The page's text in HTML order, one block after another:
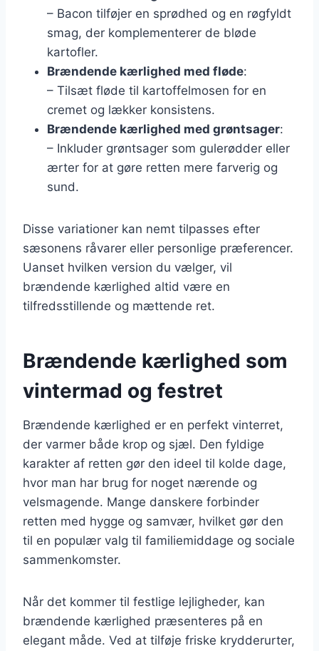
– Bacon tilføjer en sprødhed og en røgfyldt
smag, der komplementerer de bløde
kartofler.
Brændende kærlighed med fløde:
– Tilsæt fløde til kartoffelmosen for en
cremet og lækker konsistens.
Brændende kærlighed med grøntsager:
– Inkluder grøntsager som gulerødder eller
ærter for at gøre retten mere farverig og
sund.
Disse variationer kan nemt tilpasses efter
sæsonens råvarer eller personlige præferencer.
Uanset hvilken version du vælger, vil
brændende kærlighed altid være en
tilfredsstillende og mættende ret.
Brændende kærlighed som
vintermad og festret
Brændende kærlighed er en perfekt vinterret,
der varmer både krop og sjæl. Den fyldige
karakter af retten gør den ideel til kolde dage,
hvor man har brug for noget nærende og
velsmagende. Mange danskere forbinder
retten med hygge og samvær, hvilket gør den
til en populær valg til familiemiddage og sociale
sammenkomster.
Når det kommer til festlige lejligheder, kan
brændende kærlighed præsenteres på en
elegant måde. Ved at tilføje friske krydderurter,